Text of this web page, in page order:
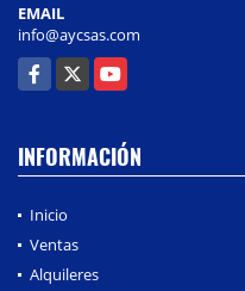
EMAIL
info@aycsas.com
Facebook
X YouTube
INFORMACIÓN
Inicio
Ventas
Alquileres